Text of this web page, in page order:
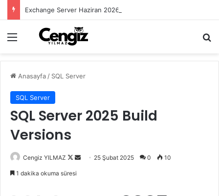
Menü
Anasayfa / SQL Server
SQL Server
SQL Server 2025 Build
Versions
Cengiz YILMAZ
Follow
Bir
25 Şubat 2025 0 10
1 dakika okuma süresi